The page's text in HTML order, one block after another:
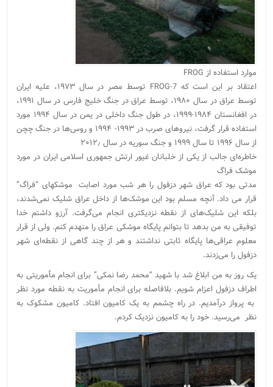
موارد استفاده از FROG
اعتقاد بر این است که FROG-7 توسط مصر در سال ۱۹۷۳، علیه ایران
توسط عراق در سال ۱۹۸۰، توسط عراق در جنگ خلیج فارس در سال ۱۹۹۱،
در افغانستان ۱۹۸۴-۱۹۹۹، در طول جنگ داخلی در یمن در سال ۱۹۹۴ مورد
استفاده قرار گرفت، نیروهای صرب در ۱۹۹۳- ۱۹۹۴ و روس‌ها در جنگ چچن
از سال ۱۹۹۶ تا سال ۱۹۹۹ و جنگ سوریه در سال ۲۰۱۲٫
خاطره‌ای جالب از یکی از خلبانان غیور ارتش جمهوری اسلامی ایران در مورد
موشک فراگ
مدتی بود که عراق شهر دزفول را هر شب مورد اصابت موشکهای “فراگ”
قرار می داد. آنچه مسلم بود این موشک‌ها از داخل عراق شلیک نمی‌شدند،
بلکه این شلیک‌های از نقطه نزدیکتری انجام می‌گرفت. آرزو داشتم خدا
توفیقی به من بدهد تا بتوانم پایگاه موشکی عراق را منهدم کنم. ولی از قرار
معلوم عراقی‌ها پایگاه ثابتی نداشتند و هر از چند گاهی از نقطه‌ای شهر
دزفول را می‌زدند.
یک روز به من ابلاغ شد با شهید “محمد رضا نمکی” برای انجام مأموریتی به
اطراف دزفول اعزام شویم. بلافاصله برای انجام مأموریت به نقطه مورد نظر
به پرواز درآمدیم. در راه چشمم به یک کامیون افتاد. کامیون مشکوک به
نظر می‌رسید. خود را به کامیون نزدیک کردم.